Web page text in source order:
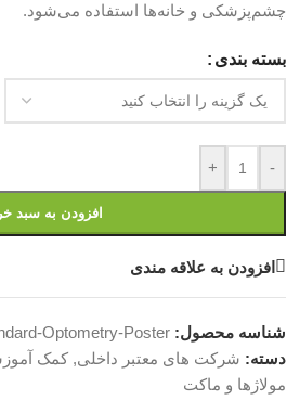
چشم‌پزشکی و خانه‌ها استفاده می‌شود.
بسته بندی
-
+
افزودن به سبد
افزودن به علاقه مندی
شناسه محصول: Optometry-Poster
دسته: شرکت های معتبر داخلی, کمک
مولاژها و ماکت